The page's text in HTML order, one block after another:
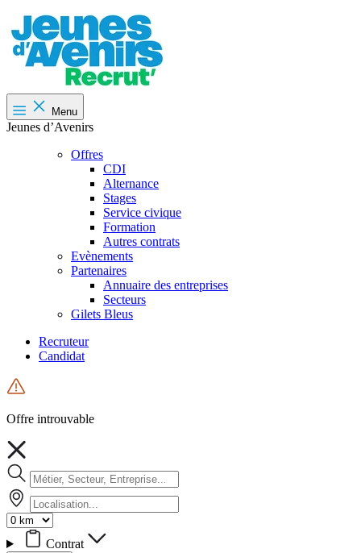
Menu
Jeunes d’Avenirs
Offres
CDI
Alternance
Stages
Service civique
Formation
Autres contrats
Evènements
Partenaires
Annuaire des entreprises
Secteurs
Gilets Bleus
Recruteur
Candidat
Offre introuvable
Contrat